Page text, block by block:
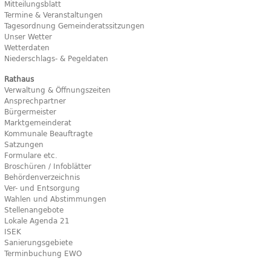
Mitteilungsblatt
Termine & Veranstaltungen
Tagesordnung Gemeinderatssitzungen
Unser Wetter
Wetterdaten
Niederschlags- & Pegeldaten
Rathaus
Verwaltung & Öffnungszeiten
Ansprechpartner
Bürgermeister
Marktgemeinderat
Kommunale Beauftragte
Satzungen
Formulare etc.
Broschüren / Infoblätter
Behördenverzeichnis
Ver- und Entsorgung
Wahlen und Abstimmungen
Stellenangebote
Lokale Agenda 21
ISEK
Sanierungsgebiete
Terminbuchung EWO